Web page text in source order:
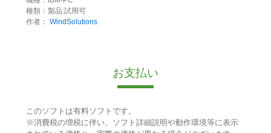
種類：製品:試用可
作者： WindSolutions
お支払い
このソフトは有料ソフトです。
※消費税の増税に伴い、ソフト詳細説明や動作環境等に表示